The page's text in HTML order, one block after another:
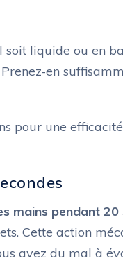
soit liquide ou en
en
pour une
mains pendant 20
Cette action
avez du mal à